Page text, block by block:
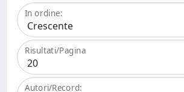
In ordine:
Risultati/Pagina
Autori/Record: